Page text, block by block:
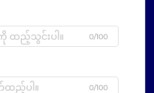
0/100
0/100